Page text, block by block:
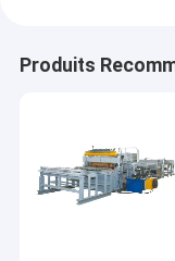
Produits